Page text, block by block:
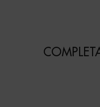
DOMANDE FREQUENTI